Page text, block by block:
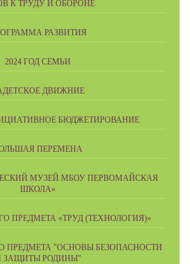
К ТРУДУ И ОБОРОНЕ
РАЗВИТИЯ
2024 ГОД СЕМЬИ
ДВИЖНИЕ
БЮДЖЕТИРОВАНИЕ
ПЕРЕМЕНА
МУЗЕЙ МБОУ ПЕРВОМАЙСКАЯ
ШКОЛА»
ПРЕДМЕТА «ТРУД (ТЕХНОЛОГИЯ)»
ПРЕДМЕТА "ОСНОВЫ БЕЗОПАСНОСТИ
ЗАЩИТЫ РОДИНЫ"